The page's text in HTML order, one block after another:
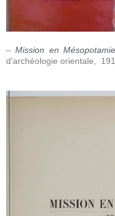
–Mission en Mésopotamie
d’archéologie orientale,